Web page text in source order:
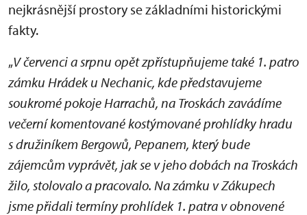
nejkrásnější prostory se základními historickými
fakty.
„V červenci a srpnu opět zpřístupňujeme také 1. patro
zámku Hrádek u Nechanic, kde představujeme
soukromé pokoje Harrachů, na Troskách zavádíme
večerní komentované kostýmované prohlídky hradu
s družiníkem Bergowů, Pepanem, který bude
zájemcům vyprávět, jak se v jeho dobách na Troskách
žilo, stolovalo a pracovalo. Na zámku v Zákupech
jsme přidali termíny prohlídek 1. patra v obnovené